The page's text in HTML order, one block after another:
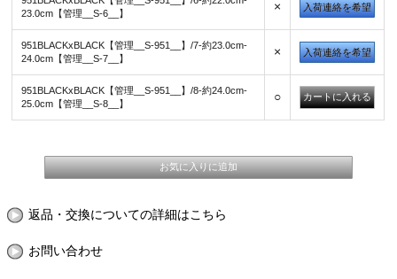
23.0cm【管理__S-6__】
× 入荷連絡を希望
951BLACKxBLACK【管理__S-951__】/7-約23.0cm-
24.0cm【管理__S-7__】
× 入荷連絡を希望
951BLACKxBLACK【管理__S-951__】/8-約24.0cm-
25.0cm【管理__S-8__】
○
返品・交換についての詳細はこちら
お問い合わせ